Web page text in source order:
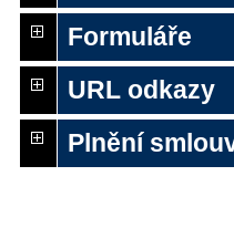
Formuláře
URL odkazy
Plnění